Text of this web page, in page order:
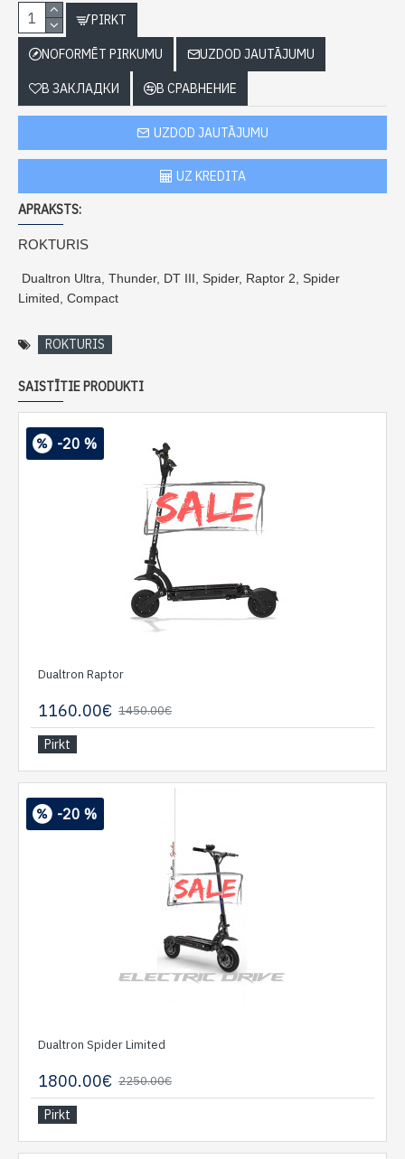
PIRKT
NOFORMĒT PIRKUMU UZDOD JAUTĀJUMU
В ЗАКЛАДКИ В СРАВНЕНИЕ
UZDOD JAUTĀJUMU
UZ KREDITA
APRAKSTS:
ROKTURIS
Dualtron Ultra, Thunder, DT III, Spider, Raptor 2, Spider
Limited, Compact
ROKTURIS
SAISTĪTIE PRODUKTI
-20 %
Dualtron Raptor
1160.00€ 1450.00€
Pirkt
-20 %
Dualtron Spider Limited
1800.00€ 2250.00€
Pirkt